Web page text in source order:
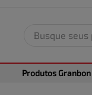
leiteProdutos Granbon